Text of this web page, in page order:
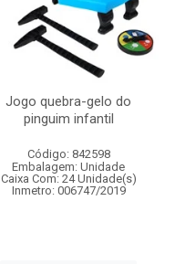
Jogo quebra-gelo do
pinguim infantil
Código: 842598
Embalagem: Unidade
Caixa Com: 24 Unidade(s)
Inmetro: 006747/2019